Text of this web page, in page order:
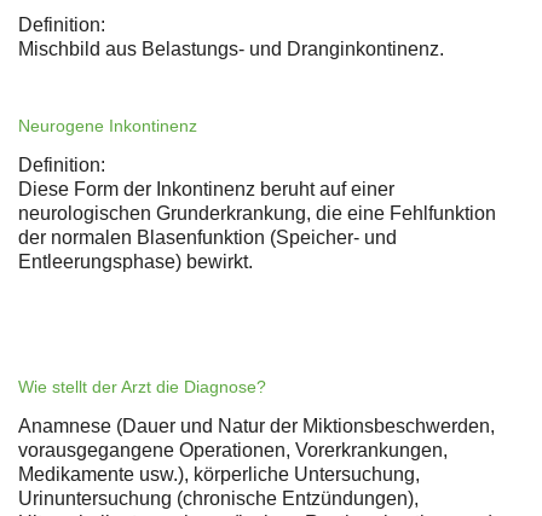
Definition:
Mischbild aus Belastungs- und Dranginkontinenz.
Neurogene Inkontinenz
Definition:
Diese Form der Inkontinenz beruht auf einer
neurologischen Grunderkrankung, die eine Fehlfunktion
der normalen Blasenfunktion (Speicher- und
Entleerungsphase) bewirkt.
Wie stellt der Arzt die Diagnose?
Anamnese (Dauer und Natur der Miktionsbeschwerden,
vorausgegangene Operationen, Vorerkrankungen,
Medikamente usw.), körperliche Untersuchung,
Urinuntersuchung (chronische Entzündungen),